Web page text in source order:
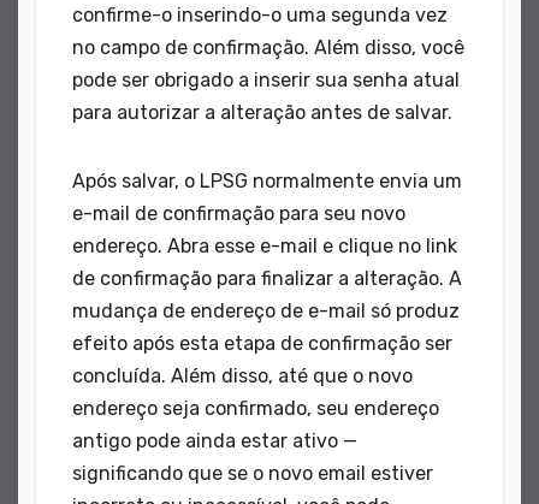
confirme-o inserindo-o uma segunda vez
no campo de confirmação. Além disso, você
pode ser obrigado a inserir sua senha atual
para autorizar a alteração antes de salvar.
Após salvar, o LPSG normalmente envia um
e-mail de confirmação para seu novo
endereço. Abra esse e-mail e clique no link
de confirmação para finalizar a alteração. A
mudança de endereço de e-mail só produz
efeito após esta etapa de confirmação ser
concluída. Além disso, até que o novo
endereço seja confirmado, seu endereço
antigo pode ainda estar ativo —
significando que se o novo email estiver